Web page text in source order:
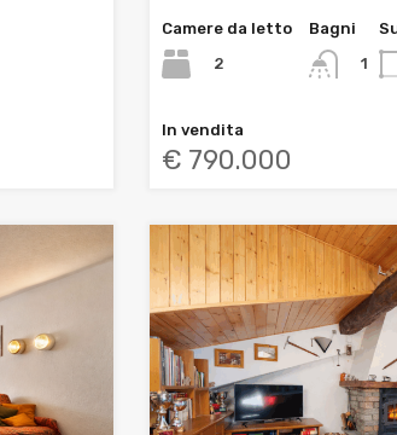
Camere da letto
2
Bagni
1
In vendita
€ 790.000